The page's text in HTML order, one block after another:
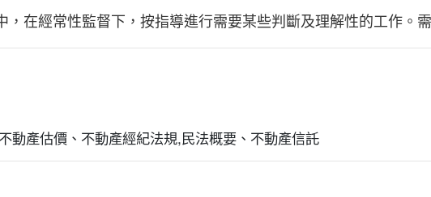
在經常性監督下，按指導進行需要某些判斷及理解性的工作。
動產估價、不動產經紀法規,民法概要、不動產信託